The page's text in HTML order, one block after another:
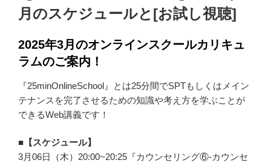
月のスケジュールと[お試し視聴]
2025年3月のオンラインスクールカリキュ
ラムのご案内！
『25minOnlineSchool』とは25分間でSPTもしくはメイン
テナンスを完了させるための知識や考え方を学ぶことが
できるWeb講義です！
■【スケジュール】
3月06日（木）20:00~20:25『カウンセリング⑥-カウンセ